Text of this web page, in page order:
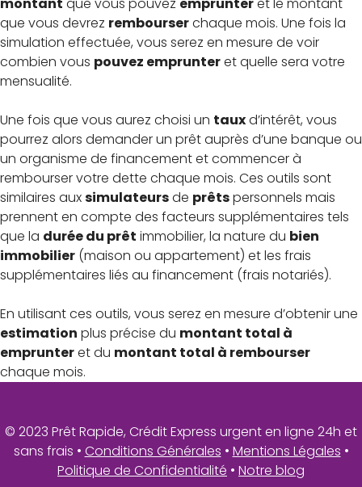
que vous devrez rembourserchaque mois. Une fois la
simulation effectuée, vous serez en mesure de voir
combien vous pouvez emprunteret quelle sera votre
mensualité.
Une fois que vous aurez choisi un tauxd’intérêt, vous
pourrez alors demander un prêt auprès d’une banque ou
un organisme de financement et commencer à
rembourser votre dette chaque mois. Ces outils sont
similaires auxsimulateursde prêtspersonnels mais
prennent en compte des facteurs supplémentaires tels
que la durée du prêt immobilier, la nature du bien
immobilier (maison ou appartement) et les frais
supplémentaires liés au financement (frais notariés).
En utilisant ces outils, vous serez en mesure d’obtenir une
estimation plus précise du montant total à
emprunteret du montant total à rembourser
chaque mois.
© 2023 Prêt Rapide, Crédit Express urgent en ligne 24h et
sans frais • Conditions Générales • Mentions Légales •
Politique de Confidentialité • Notre blog